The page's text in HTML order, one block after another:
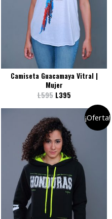
Camiseta Guacamaya Vitral |
Mujer
L595 L395
¡Oferta!